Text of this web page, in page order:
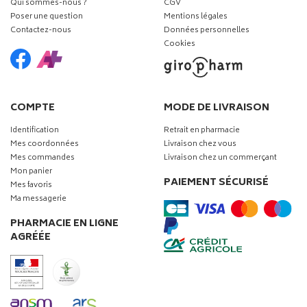
Qui sommes-nous ?
Poser une question
Contactez-nous
CGV
Mentions légales
Données personnelles
Cookies
COMPTE
Identification
Mes coordonnées
Mes commandes
Mon panier
Mes favoris
Ma messagerie
PHARMACIE EN LIGNE
AGRÉÉE
MODE DE LIVRAISON
Retrait en pharmacie
Livraison chez vous
Livraison chez un commerçant
PAIEMENT SÉCURISÉ